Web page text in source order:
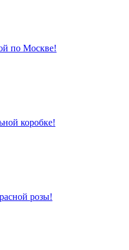
по Москве!
коробке!
розы!